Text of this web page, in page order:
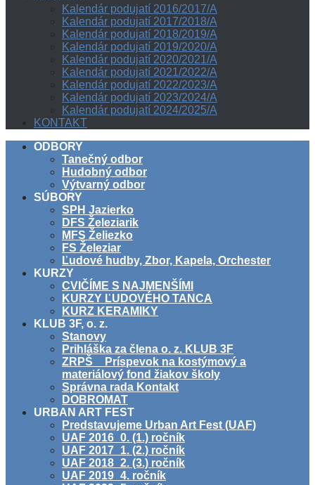
Kalendár podujatí 2016/2017/A
Kalendár podujatí 2017/2018/A
Kalendár podujatí 2018/2019/A
Kalendár podujatí 2019/2020/A
Kalendár podujatí 2020/2021/A
Kalendár podujatí 2021/2022/A
Kalendár podujatí 2022/2023/A
Kalendár podujatí 2023/2024/A
Kalendár podujatí 2024/2025/A
KONTAKT
ODBORY
Tanečný odbor
Hudobný odbor
Výtvarný odbor
SÚBORY
SPH Jazierko
DFS Železiarik
MFS Želiezko
FS Železiar
Ľudové hudby, Zbor, Kapela, Orchester
KURZY
CVIČÍME S NAJMENŠÍMI
KURZY ĽUDOVÉHO TANCA
KURZ KERAMIKY
KLUB 3F, o. z.
Stanovy
Prihláška za člena o. z. KLUB 3F
ZRPŠ _ Príspevok na kostýmový a
materiálový fond žiakov školy
Správna rada Kontakt
DOBROMAT
URBAN ART FEST
Predstavujeme Urban Art Fest (UAF)
UAF 2016_0. (1.) ročník
UAF 2017_1. (2.) ročník
UAF 2018_2. (3.) ročník
UAF 2019_4. ročník